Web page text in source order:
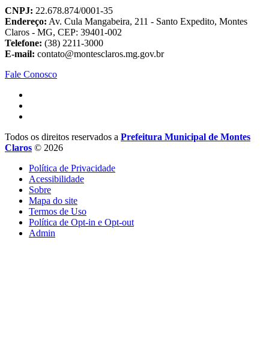
CNPJ: 22.678.874/0001-35
Endereço: Av. Cula Mangabeira, 211 - Santo Expedito, Montes
Claros - MG, CEP: 39401-002
Telefone: (38) 2211-3000
E-mail: contato@montesclaros.mg.gov.br
Fale Conosco
Todos os direitos reservados a Prefeitura Municipal de Montes
Claros © 2026
Política de Privacidade
Acessibilidade
Sobre
Mapa do site
Termos de Uso
Política de Opt-in e Opt-out
Admin